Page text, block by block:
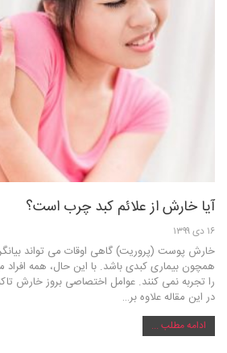
آیا خارش از علائم کبد چرب است؟
۱۶ دی ۱۳۹۹
خارش پوست (پروریت) گاهی اوقات می تواند
همچون بیماری کبدی باشد. با این حال، همه افراد
را تجربه نمی کنند. عوامل اختصاصی بروز خارش
در این مقاله علاوه بر…
ادامه مطلب ...